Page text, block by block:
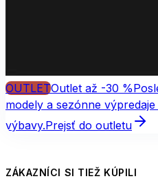
OUTLETOutlet až -30 %
modely a sezónne
výbavy.Prejsť do outletu
ZÁKAZNÍCI SI TIEŽ KÚPILI